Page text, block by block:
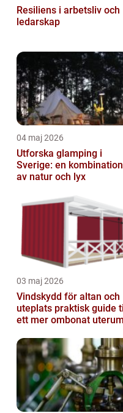
Resiliens i arbetsliv och
ledarskap
04 maj 2026
Utforska glamping i
Sverige: en kombination
av natur och lyx
03 maj 2026
Vindskydd för altan och
uteplats praktisk guide till
ett mer ombonat uterum